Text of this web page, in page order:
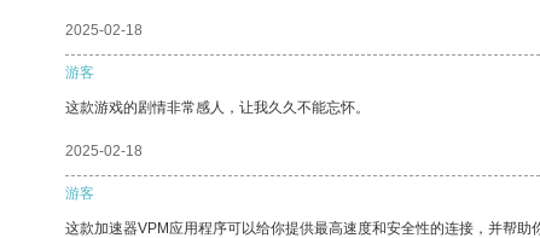
2025-02-18
游客
这款游戏的剧情非常感人，让我久久不能忘怀。
2025-02-18
游客
这款加速器VPM应用程序可以给你提供最高速度和安全性的连接，并帮助